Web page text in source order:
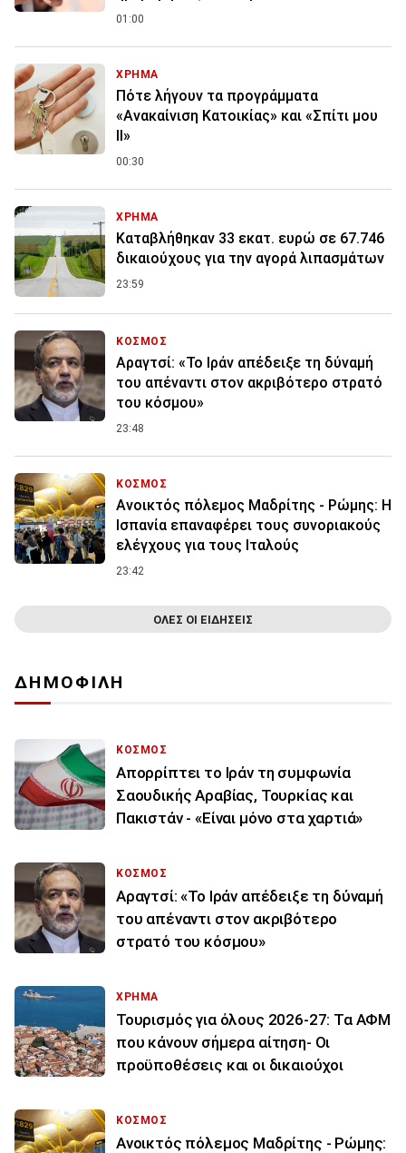
01:00
ΧΡΗΜΑ
Πότε λήγουν τα προγράμματα
«Ανακαίνιση Κατοικίας» και «Σπίτι μου
ΙΙ»
00:30
ΧΡΗΜΑ
Καταβλήθηκαν 33 εκατ. ευρώ σε 67.746
δικαιούχους για την αγορά λιπασμάτων
23:59
ΚΟΣΜΟΣ
Αραγτσί: «Το Ιράν απέδειξε τη δύναμή
του απέναντι στον ακριβότερο στρατό
του κόσμου»
23:48
ΚΟΣΜΟΣ
Ανοικτός πόλεμος Μαδρίτης - Ρώμης: Η
Ισπανία επαναφέρει τους συνοριακούς
ελέγχους για τους Ιταλούς
23:42
ΟΛΕΣ ΟΙ ΕΙΔΗΣΕΙΣ
ΔΗΜΟΦΙΛΗ
ΚΟΣΜΟΣ
Απορρίπτει το Ιράν τη συμφωνία
Σαουδικής Αραβίας, Τουρκίας και
Πακιστάν - «Είναι μόνο στα χαρτιά»
ΚΟΣΜΟΣ
Αραγτσί: «Το Ιράν απέδειξε τη δύναμή
του απέναντι στον ακριβότερο
στρατό του κόσμου»
ΧΡΗΜΑ
Τουρισμός για όλους 2026-27: Τα ΑΦΜ
που κάνουν σήμερα αίτηση- Οι
προϋποθέσεις και οι δικαιούχοι
ΚΟΣΜΟΣ
Ανοικτός πόλεμος Μαδρίτης - Ρώμης: